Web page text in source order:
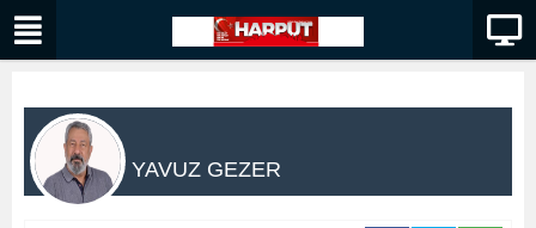
YAVUZ GEZER